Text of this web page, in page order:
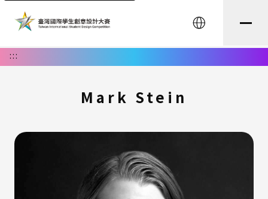
English
:::
Mark Stein